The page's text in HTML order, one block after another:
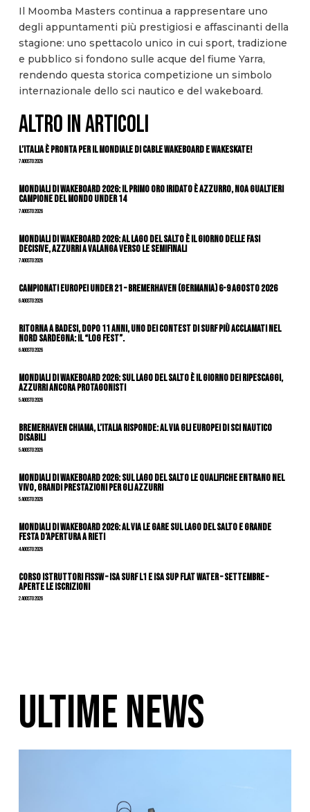
Il Moomba Masters continua a rappresentare uno
degli appuntamenti più prestigiosi e affascinanti della
stagione: uno spettacolo unico in cui sport, tradizione
e pubblico si fondono sulle acque del fiume Yarra,
rendendo questa storica competizione un simbolo
internazionale dello sci nautico e del wakeboard.
ALTRO IN ARTICOLI
L’Italia è pronta per il Mondiale di Cable Wakeboard e Wakeskate!
7 Agosto 2026
Mondiali di Wakeboard 2026: il primo oro iridato è azzurro, Noa Gualtieri
campione del mondo Under 14
7 Agosto 2026
Mondiali di Wakeboard 2026: al Lago del Salto è il giorno delle fasi
decisive, azzurri a valanga verso le semifinali
7 Agosto 2026
Campionati Europei Under 21 – Bremerhaven (Germania) 6-9 agosto 2026
6 Agosto 2026
Ritorna a Badesi, dopo 11 anni, uno dei contest di surf più acclamati nel
nord Sardegna: il “Log Fest”.
6 Agosto 2026
Mondiali di Wakeboard 2026: sul Lago del Salto è il giorno dei ripescaggi,
azzurri ancora protagonisti
5 Agosto 2026
Bremerhaven chiama, l’Italia risponde: al via gli Europei di Sci Nautico
Disabili
5 Agosto 2026
Mondiali di Wakeboard 2026: sul Lago del Salto le qualifiche entrano nel
vivo, grandi prestazioni per gli azzurri
5 Agosto 2026
Mondiali di Wakeboard 2026: al via le gare sul Lago del Salto e grande
festa d’apertura a Rieti
4 Agosto 2026
CORSO ISTRUTTORI FISSW – ISA SURF L1 e ISA SUP Flat Water – SETTEMBRE –
APERTE LE ISCRIZIONI
2 Agosto 2026
ULTIME NEWS